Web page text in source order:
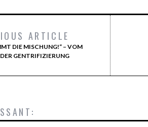
ARTICLE
DIE MISCHUNG!“ – VOM
GENTRIFIZIERUNG